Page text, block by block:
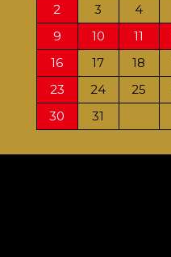
2
3 4
9
10 11
16
17 18
23
24 25
30
31